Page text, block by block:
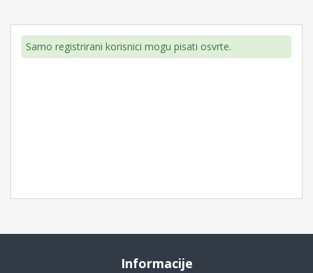
Samo registrirani korisnici mogu pisati osvrte.
Informacije